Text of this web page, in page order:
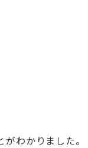
わかりました。